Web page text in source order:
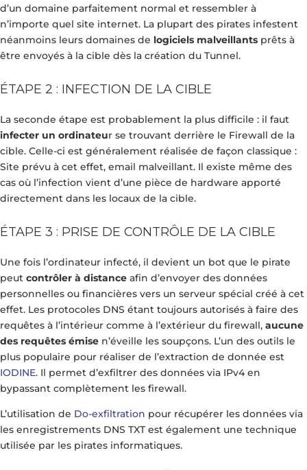
d’un domaine parfaitement normal et ressembler à
n’importe quel site internet. La plupart des pirates infestent
néanmoins leurs domaines de logiciels malveillants prêts à
être envoyés à la cible dès la création du Tunnel.
ÉTAPE 2 : INFECTION DE LA CIBLE
La seconde étape est probablement la plus difficile : il faut
infecter un ordinateur se trouvant derrière le Firewall de la
cible. Celle-ci est généralement réalisée de façon classique :
Site prévu à cet effet, email malveillant. Il existe même des
cas où l’infection vient d’une pièce de hardware apporté
directement dans les locaux de la cible.
ÉTAPE 3 : PRISE DE CONTRÔLE DE LA CIBLE
Une fois l’ordinateur infecté, il devient un bot que le pirate
peut contrôler à distance afin d’envoyer des données
personnelles ou financières vers un serveur spécial créé à cet
effet. Les protocoles DNS étant toujours autorisés à faire des
requêtes à l’intérieur comme à l’extérieur du firewall, aucune
des requêtes émise n’éveille les soupçons. L’un des outils le
plus populaire pour réaliser de l’extraction de donnée est
IODINE. Il permet d’exfiltrer des données via IPv4 en
bypassant complètement les firewall.
L’utilisation de Do-exfiltration pour récupérer les données via
les enregistrements DNS TXT est également une technique
utilisée par les pirates informatiques.